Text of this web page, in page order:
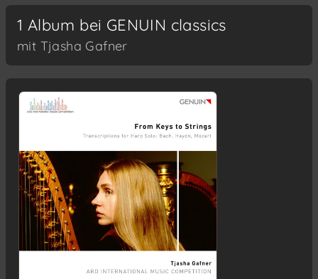
1 Album bei GENUIN classics
mit Tjasha Gafner